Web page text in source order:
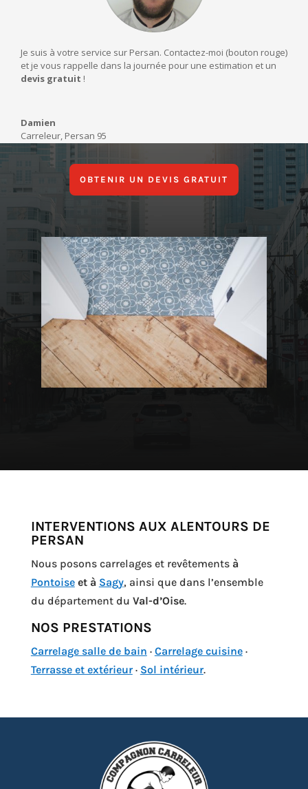
Je suis à votre service sur Persan. Contactez-moi (bouton rouge)
et je vous rappelle dans la journée pour une estimation et un
devis gratuit !
Damien
Carreleur, Persan 95
OBTENIR UN DEVIS GRATUIT
INTERVENTIONS AUX ALENTOURS DE
PERSAN
Nous posons carrelages et revêtements à
Pontoise et à Sagy, ainsi que dans l’ensemble
du département du Val-d’Oise.
NOS PRESTATIONS
Carrelage salle de bain · Carrelage cuisine·
Terrasse et extérieur· Sol intérieur.